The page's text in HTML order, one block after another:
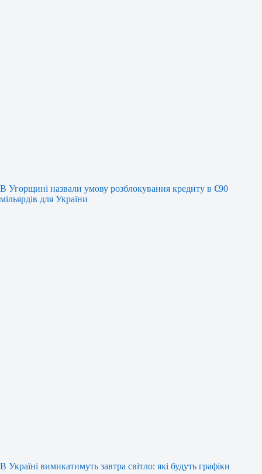
В Угорщині назвали умову розблокування кредиту в €90
мільярдів для України
В Україні вимикатимуть завтра світло: які будуть графіки